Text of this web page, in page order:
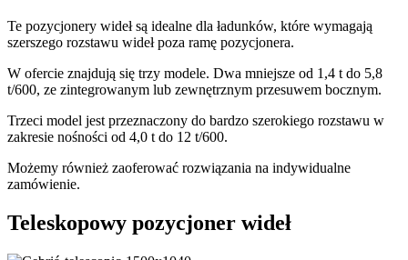
Te pozycjonery wideł są idealne dla ładunków, które wymagają
szerszego rozstawu wideł poza ramę pozycjonera.
W ofercie znajdują się trzy modele. Dwa mniejsze od 1,4 t do 5,8
t/600, ze zintegrowanym lub zewnętrznym przesuwem bocznym.
Trzeci model jest przeznaczony do bardzo szerokiego rozstawu w
zakresie nośności od 4,0 t do 12 t/600.
Możemy również zaoferować rozwiązania na indywidualne
zamówienie.
Teleskopowy pozycjoner wideł